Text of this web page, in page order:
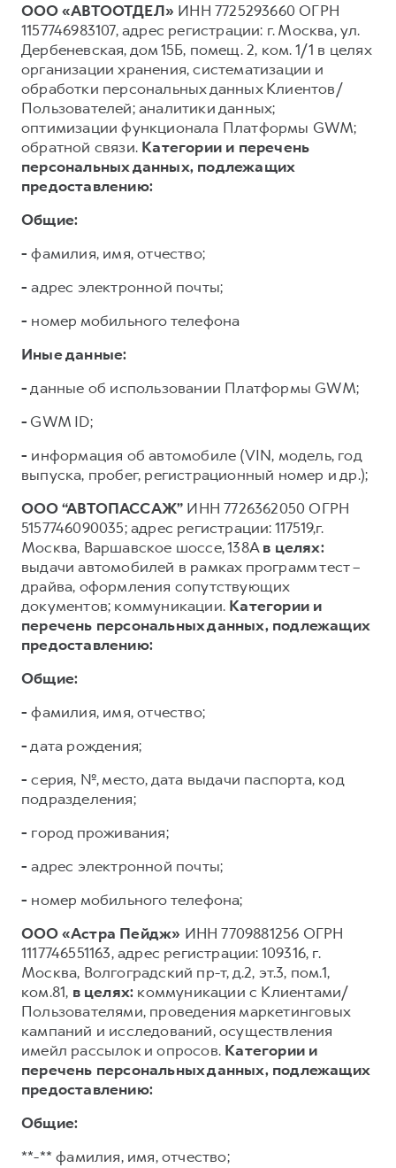
ООО «АВТООТДЕЛ» ИНН 7725293660 ОГРН
1157746983107, адрес регистрации: г. Москва, ул.
Дербеневская, дом 15Б, помещ. 2, ком. 1/1 в целях
организации хранения, систематизации и
обработки персональных данных Клиентов/
Пользователей; аналитики данных;
оптимизации функционала Платформы GWM;
обратной связи. Категории и перечень
персональных данных, подлежащих
предоставлению:
Общие:
- фамилия, имя, отчество;
- адрес электронной почты;
- номер мобильного телефона
Иные данные:
-данные об использовании Платформы GWM;
- GWM ID;
- информация об автомобиле (VIN, модель, год
выпуска, пробег, регистрационный номер и др.);
ООО “АВТОПАССАЖ” ИНН 7726362050 ОГРН
5157746090035; адрес регистрации: 117519,г.
Москва, Варшавское шоссе, 138Ав целях:
выдачи автомобилей в рамках программ тест –
драйва, оформления сопутствующих
документов; коммуникации. Категории и
перечень персональных данных, подлежащих
предоставлению:
Общие:
- фамилия, имя, отчество;
-дата рождения;
- серия, №, место, дата выдачи паспорта, код
подразделения;
- город проживания;
- адрес электронной почты;
- номер мобильного телефона;
ООО «Астра Пейдж» ИНН 7709881256 ОГРН
1117746551163, адрес регистрации: 109316, г.
Москва, Волгоградский пр-т, д.2, эт.3, пом.1,
ком.81, в целях: коммуникации с Клиентами/
Пользователями, проведения маркетинговых
кампаний и исследований, осуществления
имейл рассылок и опросов. Категории и
перечень персональных данных, подлежащих
предоставлению:
Общие:
**-** фамилия, имя, отчество;